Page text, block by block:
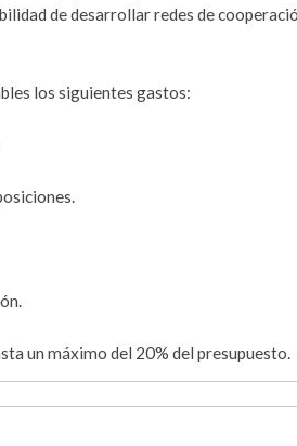
de desarrollar redes de
los siguientes gastos:
un máximo del 20% del presupuesto.